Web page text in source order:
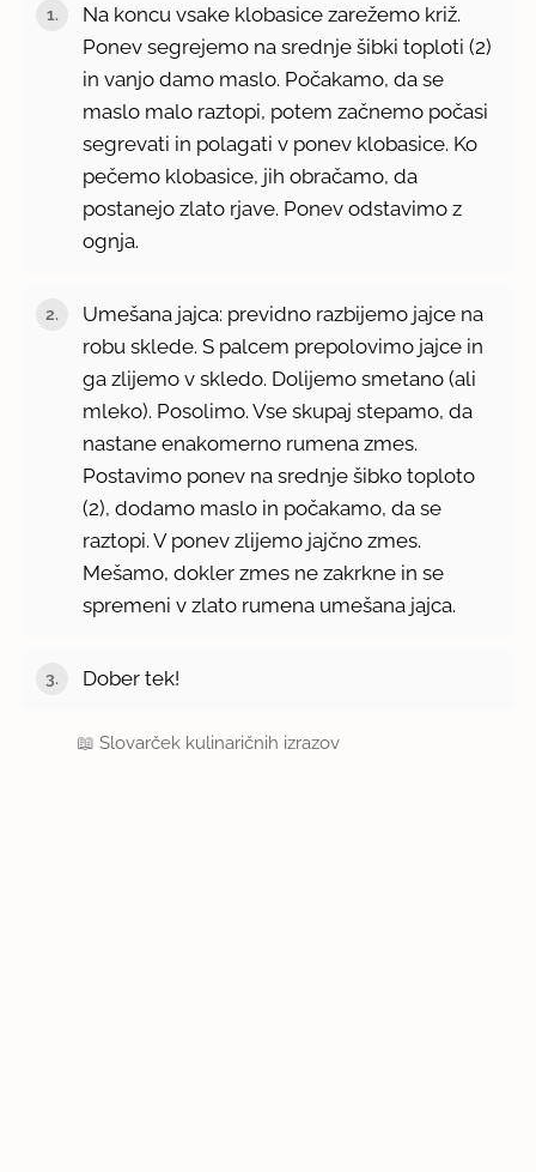
Na koncu vsake klobasice zarežemo križ.
Ponev segrejemo na srednje šibki toploti (2)
in vanjo damo maslo. Počakamo, da se
maslo malo raztopi, potem začnemo počasi
segrevati in polagati v ponev klobasice. Ko
pečemo klobasice, jih obračamo, da
postanejo zlato rjave. Ponev odstavimo z
ognja.
Umešana jajca: previdno razbijemo jajce na
robu sklede. S palcem prepolovimo jajce in
ga zlijemo v skledo. Dolijemo smetano (ali
mleko). Posolimo. Vse skupaj stepamo, da
nastane enakomerno rumena zmes.
Postavimo ponev na srednje šibko toploto
(2), dodamo maslo in počakamo, da se
raztopi. V ponev zlijemo jajčno zmes.
Mešamo, dokler zmes ne zakrkne in se
spremeni v zlato rumena umešana jajca.
Dober tek!
📖Slovarček kulinaričnih izrazov